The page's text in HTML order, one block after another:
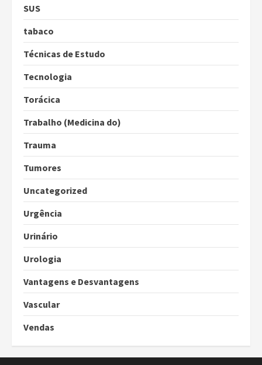
SUS
tabaco
Técnicas de Estudo
Tecnologia
Torácica
Trabalho (Medicina do)
Trauma
Tumores
Uncategorized
Urgência
Urinário
Urologia
Vantagens e Desvantagens
Vascular
Vendas